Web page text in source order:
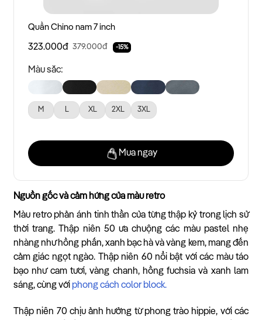
Quần Chino nam 7 inch
323.000đ 379.000đ -15%
Màu sắc:
M L XL 2XL 3XL
Mua ngay
Nguồn gốc và cảm hứng của màu retro
Màu retro phản ánh tinh thần của từng thập kỷ trong lịch sử
thời trang. Thập niên 50 ưa chuộng các màu pastel nhẹ
nhàng như hồng phấn, xanh bạc hà và vàng kem, mang đến
cảm giác ngọt ngào. Thập niên 60 nổi bật với các màu táo
bạo như cam tươi, vàng chanh, hồng fuchsia và xanh lam
sáng, cùng vớiphong cách color block.
Thập niên 70 chịu ảnh hưởng từ phong trào hippie, với các